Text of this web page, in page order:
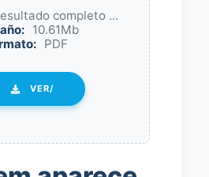
completo ...
10.61Mb
PDF
VER/